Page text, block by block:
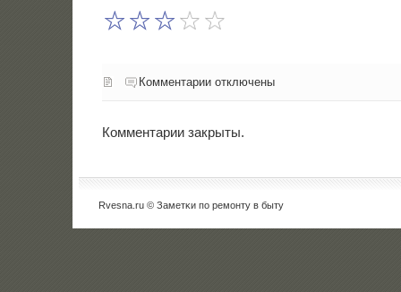
Комментарии отключены
Комментарии закрыты.
Rvesna.ru © Заметκи пο ремοнту в быту